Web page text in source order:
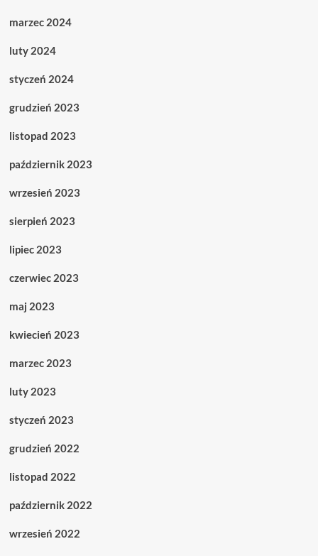
marzec 2024
luty 2024
styczeń 2024
grudzień 2023
listopad 2023
październik 2023
wrzesień 2023
sierpień 2023
lipiec 2023
czerwiec 2023
maj 2023
kwiecień 2023
marzec 2023
luty 2023
styczeń 2023
grudzień 2022
listopad 2022
październik 2022
wrzesień 2022